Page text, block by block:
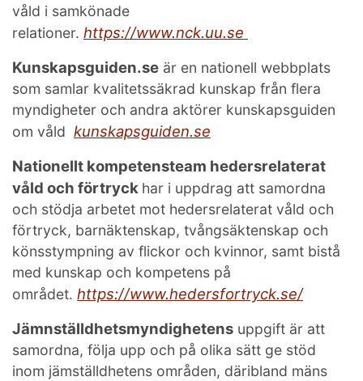
våld i samkönade
relationer. https://www.nck.uu.se
Kunskapsguiden.se är en nationell webbplats
som samlar kvalitetssäkrad kunskap från flera
myndigheter och andra aktörer kunskapsguiden
om våld kunskapsguiden.se
Nationellt kompetensteam hedersrelaterat
våld och förtryck har i uppdrag att samordna
och stödja arbetet mot hedersrelaterat våld och
förtryck, barnäktenskap, tvångsäktenskap och
könsstympning av flickor och kvinnor, samt bistå
med kunskap och kompetens på
området. https://www.hedersfortryck.se/
Jämnställdhetsmyndighetens uppgift är att
samordna, följa upp och på olika sätt ge stöd
inom jämställdhetens områden, däribland mäns